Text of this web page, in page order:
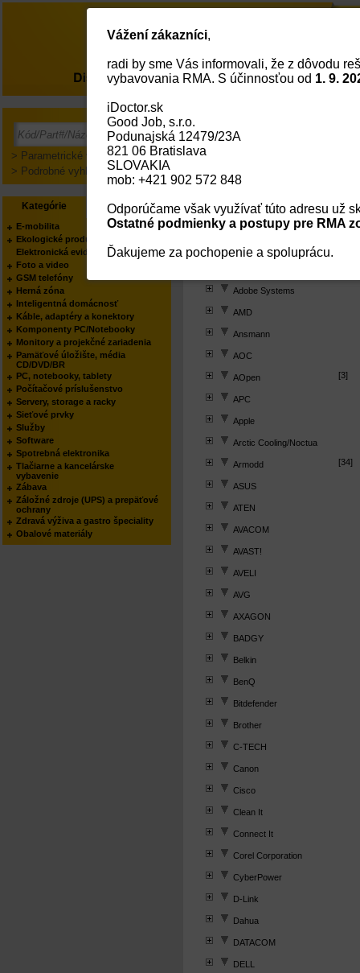
Hľadaj podľa výrobca
2-Power, DURACELL
ABBYY - OCR solutions
ALSO Cloud MarketPlace
Acer
Adobe Systems
AMD
Ansmann
AOC
AOpen [3]
APC
Apple
Arctic Cooling/Noctua
Armodd [34]
ASUS
ATEN
AVACOM
AVAST!
AVELI
AVG
AXAGON
BADGY
Belkin
BenQ
Bitdefender
Brother
C-TECH
Canon
Cisco
Clean It
Connect It
Corel Corporation
CyberPower
D-Link
Dahua
DATACOM
DELL
> Parametrické vyhľadávanie
> Podrobné vyhľadávanie
Kategórie Výrobcovia
E-mobilita
Ekologické produkty
Elektronická evidencia tržieb
Foto a video
GSM telefóny
Herná zóna
Inteligentná domácnosť
Káble, adaptéry a konektory
Komponenty PC/Notebooky
Monitory a projekčné zariadenia
Pamäťové úložište, média
CD/DVD/BR
PC, notebooky, tablety
Počítačové príslušenstvo
Servery, storage a racky
Sieťové prvky
Služby
Software
Spotrebná elektronika
Tlačiarne a kancelárske
vybavenie
Zábava
Záložné zdroje (UPS) a prepäťové
ochrany
Zdravá výživa a gastro špeciality
Obalové materiály
O nás
Vážení zákazníci,
radi by sme Vás informovali, že z dôvodu
vybavovania RMA. S účinnosťou od 1. 9.
iDoctor.sk
Good Job, s.r.o.
Podunajská 12479/23A
821 06 Bratislava
SLOVAKIA
mob: +421 902 572 848
Odporúčame však využívať túto adresu už
Ostatné podmienky a postupy pre RMA
Ďakujeme za pochopenie a spoluprácu.